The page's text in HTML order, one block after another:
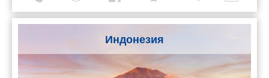
Индонезия